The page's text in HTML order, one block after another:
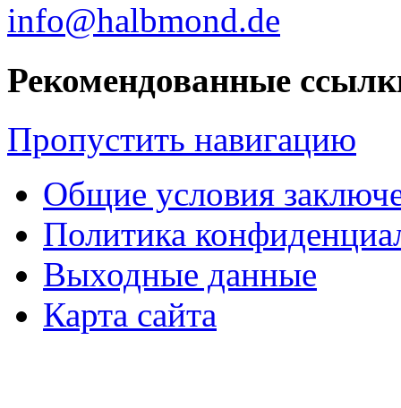
info@halbmond.de
Рекомендованные
Пропустить навигацию
Общие условия
Политика
Выходные данные
Карта сайта